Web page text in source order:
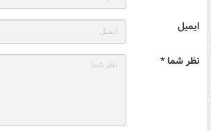
ایمیل
نظر شما *